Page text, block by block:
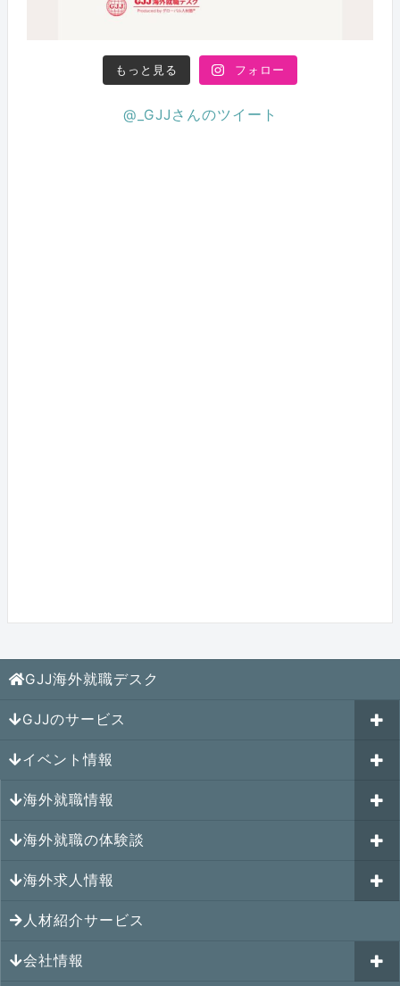
もっと見る フォロー
@_GJJさんのツイート
GJJ海外就職デスク
GJJのサービス
海外就職カウンセリング
はじめての海外就職セミナー
キャリアパスポートAI
GJJキャリア伴走プログラム
GJJキャリアコミュニティ
イベント情報
参加受付中のイベント
過去のイベント一覧
海外就職情報
アメリカの就職情報
カナダの就職情報
メキシコの就職情報
ヨーロッパの就職情報
海外就職の体験談
海外就職その後の体験談
シンガポール就職の体験談
マレーシア就職の体験談
海外求人情報
シンガポールの求人
マレーシアの求人
人材紹介サービス
会社情報